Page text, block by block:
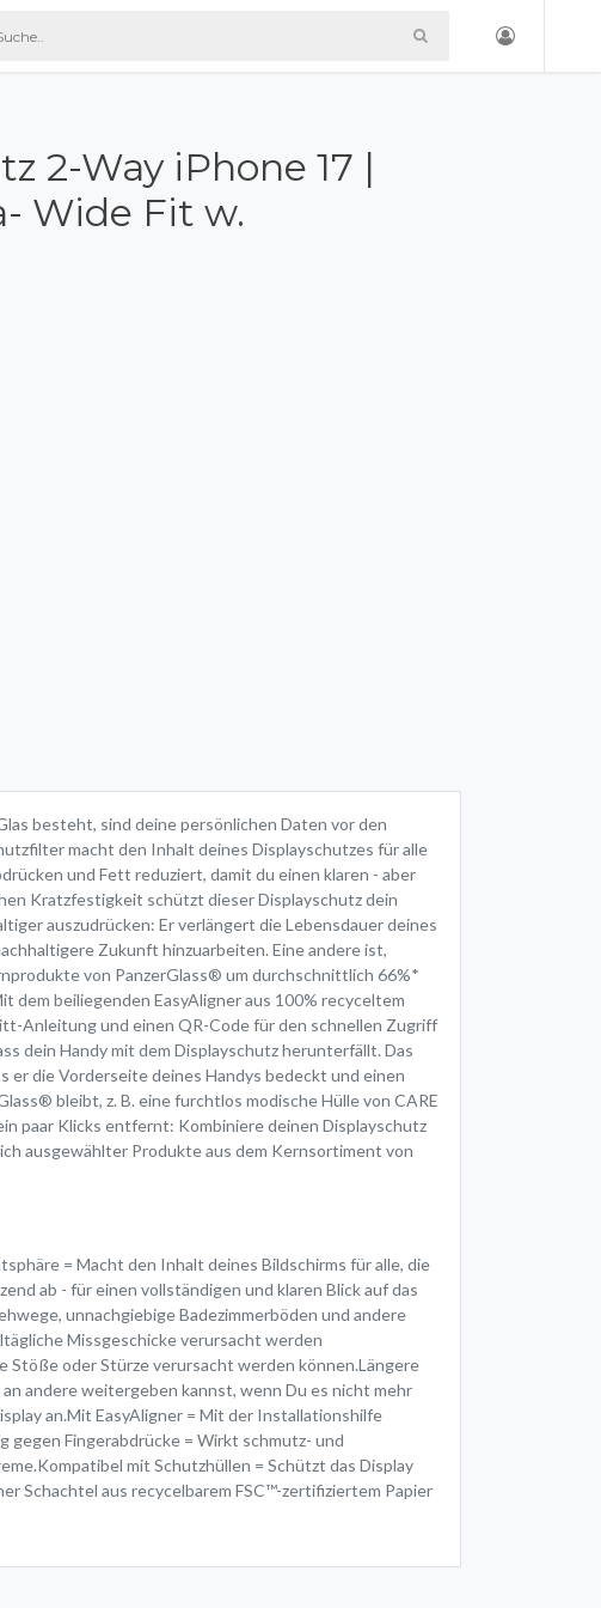
2-Way iPhone 17 |
Wide Fit w.
besteht, sind deine persönlichen Daten vor den
macht den Inhalt deines Displayschutzes für alle
und Fett reduziert, damit du einen klaren - aber
Kratzfestigkeit schützt dieser Displayschutz dein
auszudrücken: Er verlängert die Lebensdauer deines
Zukunft hinzuarbeiten. Eine andere ist,
von PanzerGlass® um durchschnittlich 66%*
beiliegenden EasyAligner aus 100% recyceltem
Anleitung und einen QR-Code für den schnellen Zugriff
dein Handy mit dem Displayschutz herunterfällt. Das
er die Vorderseite deines Handys bedeckt und einen
bleibt, z. B. eine furchtlos modische Hülle von CARE
paar Klicks entfernt: Kombiniere deinen Displayschutz
ausgewählter Produkte aus dem Kernsortiment von
= Macht den Inhalt deines Bildschirms für alle, die
ab - für einen vollständigen und klaren Blick auf das
unnachgiebige Badezimmerböden und andere
Missgeschicke verursacht werden
oder Stürze verursacht werden können.Längere
andere weitergeben kannst, wenn Du es nicht mehr
an.Mit EasyAligner = Mit der Installationshilfe
Fingerabdrücke = Wirkt schmutz- und
mit Schutzhüllen = Schützt das Display
Schachtel aus recycelbarem FSC™-zertifiziertem Papier